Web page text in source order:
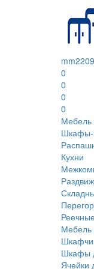
0
0
0
0
Мебель
Шкафы-
Кухни
Мебель
Шкафы
Ячейки